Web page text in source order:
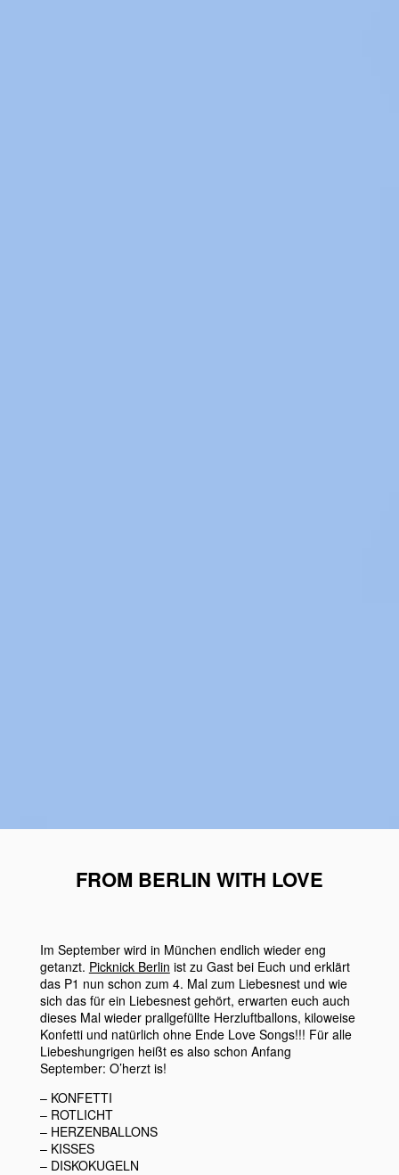
FROM BERLIN WITH LOVE
Im September wird in München endlich wieder eng
getanzt. Picknick Berlin ist zu Gast bei Euch und erklärt
das P1 nun schon zum 4. Mal zum Liebesnest und wie
sich das für ein Liebesnest gehört, erwarten euch auch
dieses Mal wieder prallgefüllte Herzluftballons, kiloweise
Konfetti und natürlich ohne Ende Love Songs!!! Für alle
Liebeshungrigen heißt es also schon Anfang
September: O’herzt is!
– KONFETTI
– ROTLICHT
– HERZENBALLONS
– KISSES
– DISKOKUGELN